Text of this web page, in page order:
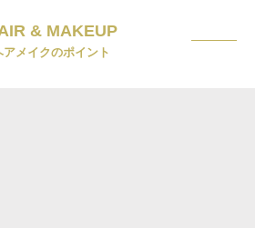
& MAKEUP
アメイクのポイント